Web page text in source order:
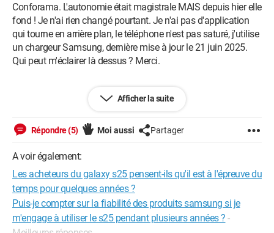
Conforama. L'autonomie était magistrale MAIS depuis hier elle
fond ! Je n'ai rien changé pourtant. Je n'ai pas d'application
qui tourne en arrière plan, le téléphone n'est pas saturé, j'utilise
un chargeur Samsung, dernière mise à jour le 21 juin 2025.
Qui peut m'éclairer là dessus ? Merci.
Afficher la suite
Répondre (5) Moi aussi Partager
A voir également:
Les acheteurs du galaxy s25 pensent-ils qu'il est à l'épreuve du
temps pour quelques années ?
Puis-je compter sur la fiabilité des produits samsung si je
m'engage à utiliser le s25 pendant plusieurs années ? -